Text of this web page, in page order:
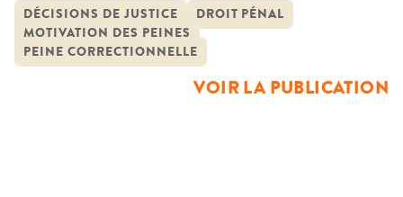
champ correctionnel, la question de sa traduction dans les
pratiques des juridictions du fond se pose nécessairement
au regard du contexte de crise du service public de […]
DÉCISIONS DE JUSTICE
DROIT PÉNAL
MOTIVATION DES PEINES
PEINE CORRECTIONNELLE
VOIR LA PUBLICATION